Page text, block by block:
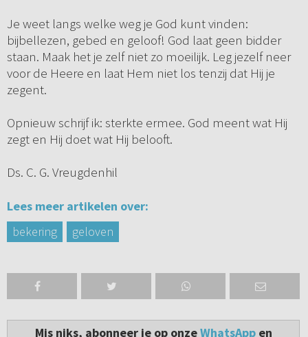
Je weet langs welke weg je God kunt vinden:
bijbellezen, gebed en geloof! God laat geen bidder
staan. Maak het je zelf niet zo moeilijk. Leg jezelf neer
voor de Heere en laat Hem niet los tenzij dat Hij je
zegent.
Opnieuw schrijf ik: sterkte ermee. God meent wat Hij
zegt en Hij doet wat Hij belooft.
Ds. C. G. Vreugdenhil
Lees meer artikelen over:
bekering
geloven
Mis niks, abonneer je op onzeWhatsAppen